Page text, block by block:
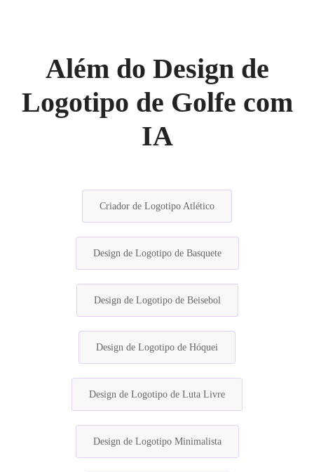
Além do Design de
Logotipo de Golfe com
IA
Criador de Logotipo Atlético
Design de Logotipo de Basquete
Design de Logotipo de Beisebol
Design de Logotipo de Hóquei
Design de Logotipo de Luta Livre
Design de Logotipo Minimalista